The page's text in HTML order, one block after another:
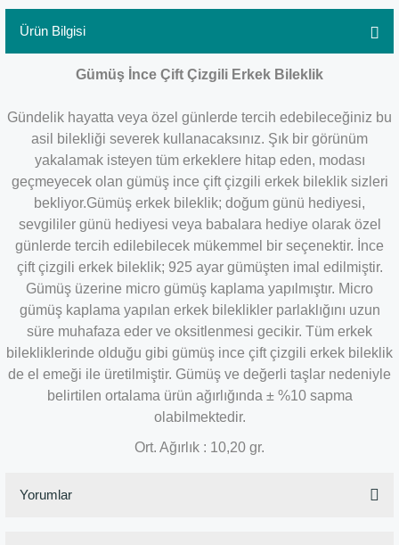
Ürün Bilgisi
Gümüş İnce Çift Çizgili Erkek Bileklik
Gündelik hayatta veya özel günlerde tercih edebileceğiniz bu
asil bilekliği severek kullanacaksınız. Şık bir görünüm
yakalamak isteyen tüm erkeklere hitap eden, modası
geçmeyecek olan gümüş ince çift çizgili erkek bileklik sizleri
bekliyor.Gümüş erkek bileklik; doğum günü hediyesi,
sevgililer günü hediyesi veya babalara hediye olarak özel
günlerde tercih edilebilecek mükemmel bir seçenektir. İnce
çift çizgili erkek bileklik; 925 ayar gümüşten imal edilmiştir.
Gümüş üzerine micro gümüş kaplama yapılmıştır. Micro
gümüş kaplama yapılan erkek bileklikler parlaklığını uzun
süre muhafaza eder ve oksitlenmesi gecikir. Tüm erkek
bilekliklerinde olduğu gibi gümüş ince çift çizgili erkek bileklik
de el emeği ile üretilmiştir. Gümüş ve değerli taşlar nedeniyle
belirtilen ortalama ürün ağırlığında ± %10 sapma
olabilmektedir.
Ort. Ağırlık : 10,20 gr.
Yorumlar